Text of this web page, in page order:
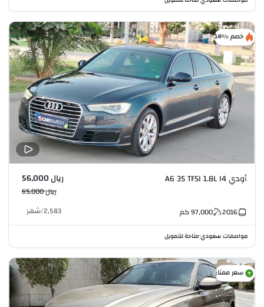
خصم %14
أودي A6 35 TFSI 1.8L I4 ريال 56,000
ريال 65,000
2016
97,000كم 2,583
/شهر
مواصفات سعودي•متاحة للتمويل
سعر ممتاز